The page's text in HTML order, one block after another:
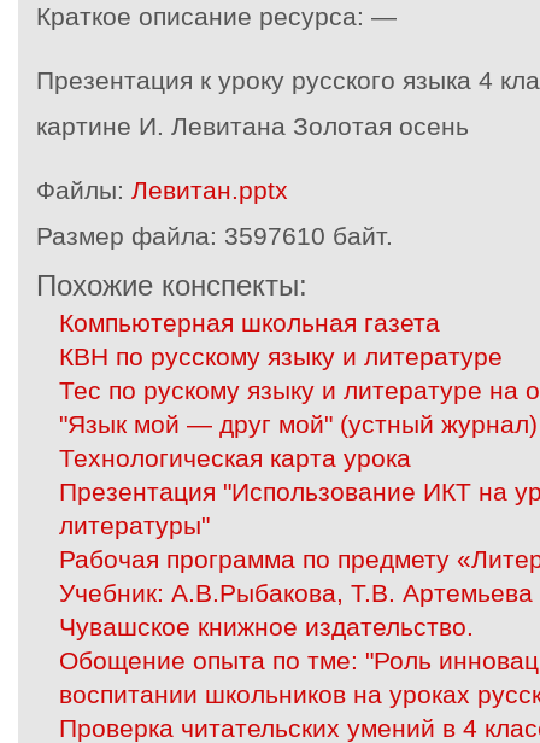
Краткое описание ресурса: —
Презентация к уроку русского языка 4
картине И. Левитана Золотая осень
Файлы: Левитан.pptx
Размер файла: 3597610 байт.
Похожие конспекты:
Компьютерная школьная газета
КВН по русскому языку и литературе
Тес по рускому языку и литературе на
"Язык мой — друг мой" (устный журнал)
Технологическая карта урока
Презентация "Использование ИКТ на
литературы"
Рабочая программа по предмету
Учебник: А.В.Рыбакова, Т.В.
Чувашское книжное издательство.
Обощение опыта по тме: "Роль
воспитании школьников на уроках
Проверка читательских умений в 4